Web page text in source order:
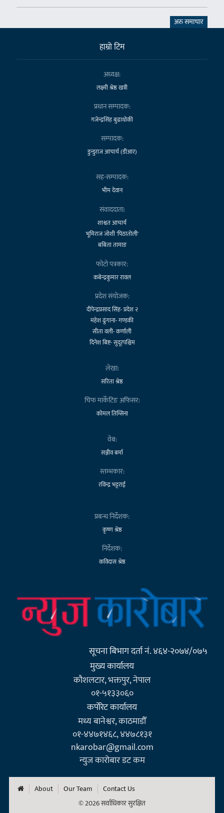
अरु समाचार
हाम्राे टिम
अध्यक्ष:
लक्ष्मी श्रेष्ठ खत्री
प्रधान सम्पादक:
गजेन्द्रसिंह बुढाथोकी
सम्पादक:
डुन्डुराज आचार्य (डीआर)
सह-सम्पादक:
भीम देवान
संवाददाता:
शाश्वत आचार्य
भूमिराज जोशी 'पिठातोली'
बबिता तामाङ
फोटो पत्रकार:
कबेन्द्रकुमार रावल
प्रदेश संयोजक:
दीपेन्द्रप्रसाद सिंह- प्रदेश २
महेश ढुंगाना- गण्डकी
सीता वली- कर्णाली
दिनेश बिष्ट- सुदूरपश्चिम
लेखा:
सरिता श्रेष्ठ
चिफ मार्केटिङ अफिसर:
कोमल तिम्सिना
वेब:
सञ्जीव बर्मा
स्तम्भकार:
रविन्द्र भट्टराई
प्रबन्ध निर्देशक:
कृष्ण श्रेष्ठ
निर्देशक:
कविदास श्रेष्ठ
सूचना बिभाग दर्ता नं. ४६४-२०७४/०७५
मुख्य कार्यालय
कौशलटार, भक्तपुर, नेपाल
०१-५१३३०६०
कर्पाेरेट कार्यालय
मध्य बानेश्वर, काठमाडौँ
०१-४४७१४६८, ४४७८१३१
nkarobar@gmail.com
न्युज कारोबार डट कम
About Our Team
Contact Us
© 2026 सर्वाधिकार सुरक्षित